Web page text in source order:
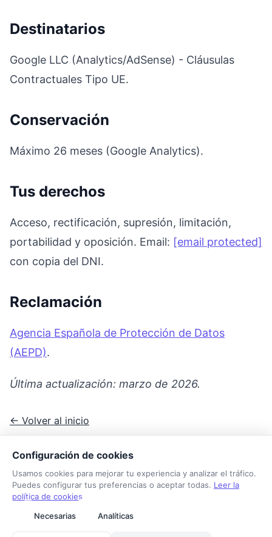
Destinatarios
Google LLC (Analytics/AdSense) - Cláusulas
Contractuales Tipo UE.
Conservación
Máximo 26 meses (Google Analytics).
Tus derechos
Acceso, rectificación, supresión, limitación,
portabilidad y oposición. Email: [email protected]
con copia del DNI.
Reclamación
Agencia Española de Protección de Datos
(AEPD).
Última actualización: marzo de 2026.
← Volver al inicio
Tarifa Autónomo
Configuración de cookies
Usamos cookies para mejorar tu experiencia y analizar el tráfico.
Puedes configurar tus preferencias o aceptar todas. Leer la
política de cookies
Necesarias
Analíticas